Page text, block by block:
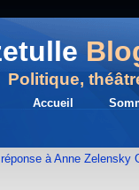
Politique,
Accueil
à Anne Zelensky